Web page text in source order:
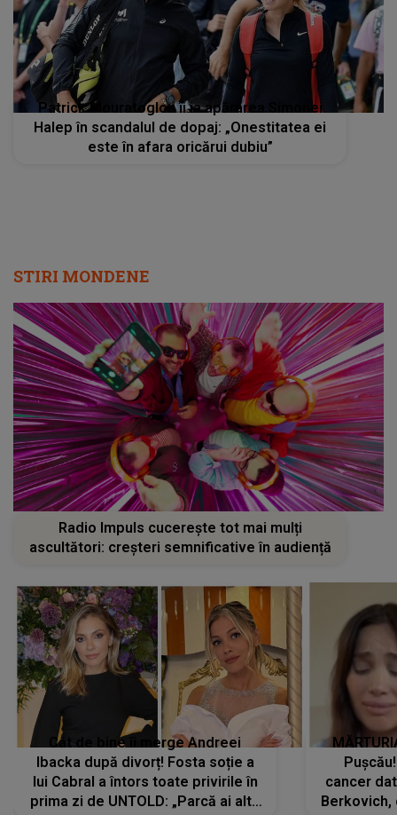
Patrick Mouratoglou îi ia apărarea Simonei
Halep în scandalul de dopaj: „Onestitatea ei
este în afara oricărui dubiu”
STIRI MONDENE
Radio Impuls cucerește tot mai mulți
ascultători: creșteri semnificative în audiență
Cât de bine îi merge Andreei
Ibacka după divorț! Fosta soție a
lui Cabral a întors toate privirile în
prima zi de UNTOLD: „Parcă ai altă
cancer
Berkovich,